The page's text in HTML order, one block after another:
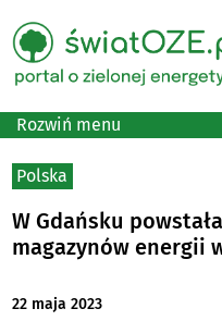
Rozwiń menu
Polska
W Gdańsku
magazynów energii
22 maja 2023